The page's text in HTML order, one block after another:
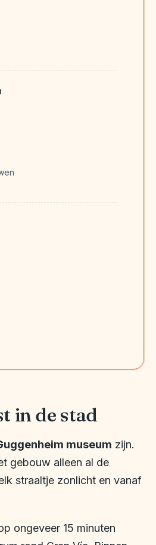
in de stad
museum zijn.
gebouw alleen al de
straaltje zonlicht en vanaf
ongeveer 15 minuten